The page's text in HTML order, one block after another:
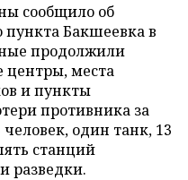
сообщило об
пункта Бакшеевка в
продолжили
центры, места
и пункты
противника за
человек, один танк, 13
станций
разведки.